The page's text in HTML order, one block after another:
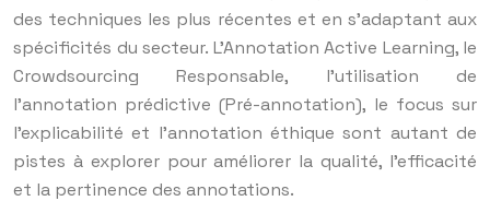
des techniques les plus récentes et en s’adaptant aux
spécificités du secteur. L’Annotation Active Learning, le
Crowdsourcing Responsable, l’utilisation de
l’annotation prédictive (Pré-annotation), le focus sur
l’explicabilité et l’annotation éthique sont autant de
pistes à explorer pour améliorer la qualité, l’efficacité
et la pertinence des annotations.